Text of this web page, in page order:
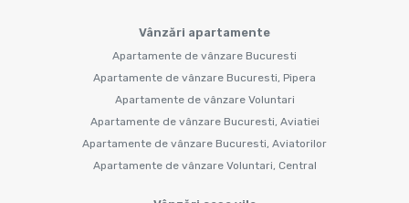
Vânzări apartamente
Apartamente de vânzare Bucuresti
Apartamente de vânzare Bucuresti, Pipera
Apartamente de vânzare Voluntari
Apartamente de vânzare Bucuresti, Aviatiei
Apartamente de vânzare Bucuresti, Aviatorilor
Apartamente de vânzare Voluntari, Central